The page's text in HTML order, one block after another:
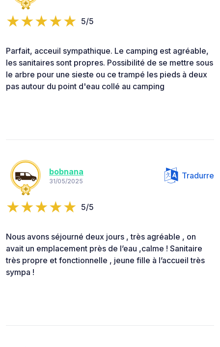
5/5
Parfait, acceuil sympathique. Le camping est agréable,
les sanitaires sont propres. Possibilité de se mettre sous
le arbre pour une sieste ou ce trampé les pieds à deux
pas autour du point d'eau collé au camping
bobnana
31/05/2025
Tradurre
5/5
Nous avons séjourné deux jours , très agréable , on
avait un emplacement près de l’eau ,calme ! Sanitaire
très propre et fonctionnelle , jeune fille à l’accueil très
sympa !